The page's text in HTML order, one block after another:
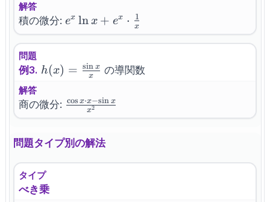
解答
積の微分: e^x \ln
\frac{1}
ex ln x + ex ⋅ x
1
問題
例3. h(x)=\frac{\sin
h(x) = x
sin x の導関数
解答
商の微分: \frac{\cos
{x^2}
x2
cos x⋅x−sin x
問題タイプ別の解法
タイプ
べき乗